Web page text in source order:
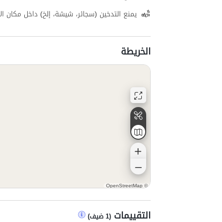
يمنع التدخين (سجائر، شيشة، إلخ) داخل مكان
الخريطة
©
OpenStreetMap
التقييمات (
1ضيف)